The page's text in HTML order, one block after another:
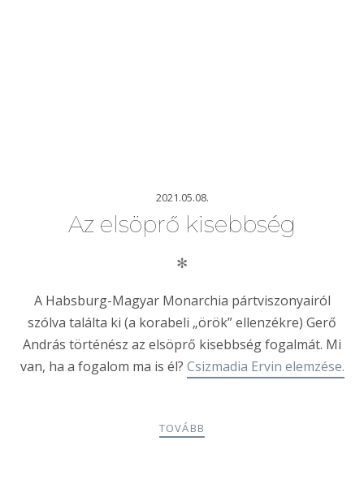
2021.05.08.
Az elsöprő kisebbség
✻
A Habsburg-Magyar Monarchia pártviszonyairól
szólva találta ki (a korabeli „örök” ellenzékre) Gerő
András történész az elsöprő kisebbség fogalmát. Mi
van, ha a fogalom ma is él? Csizmadia Ervin elemzése.
TOVÁBB